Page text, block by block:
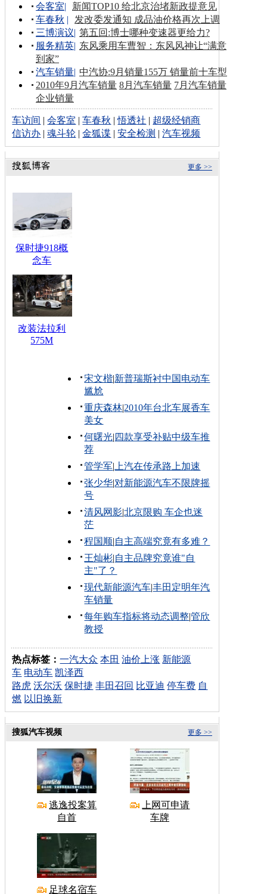
会客室|
新闻TOP10 给北京治堵新政提意见
车春秋 |
发改委发通知 成品油价格再次上调
三博演议| 第五回:博士哪种变速器更给力?
服务精英| 东风乘用车曹智：东风风神让“满意
到家”
汽车销量| 中汽协:9月销量155万 销量前十车型
2010年9月汽车销量 8月汽车销量 7月汽车销量
企业销量
车访间 |会客室 |车春秋 |悟透社 | 超级经销商
信访办 |魂斗轮 |金狐谍 |安全检测 |汽车视频
更多 >>
保时捷918概
念车
改装法拉利
575M
宋文楷|新普瑞斯衬中国电动车
尴尬
重庆森林|2010年台北车展香车
美女
何曙光| 四款享受补贴中级车推
荐
管学军| 上汽在传承路上加速
张少华|对新能源汽车不限牌摇
号
清风网影|北京限购 车企也迷
茫
程国顺|自主高端究竟有多难？
王灿彬|自主品牌究竟谁"自
主"了？
现代新能源汽车|丰田定明年汽
车销量
每年购车指标将动态调整|管欣
教授
热点标签：一汽大众 本田 油价上涨 新能源
车 电动车 凯泽西
路虎 沃尔沃 保时捷 丰田召回 比亚迪 停车费 自
燃 以旧换新
更多 >>
搜狐汽车视频
逃逸投案算
自首
上网可申请
车牌
足球名宿车